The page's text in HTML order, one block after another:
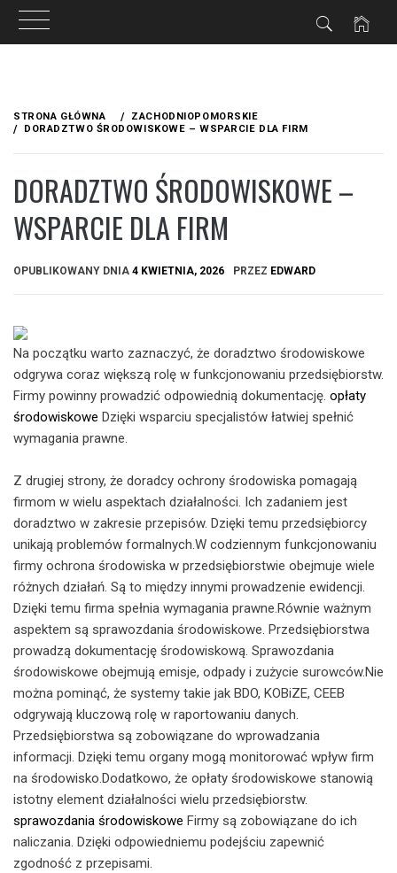
treści
STRONA GŁÓWNA
ZACHODNIOPOMORSKIE
DORADZTWO ŚRODOWISKOWE – WSPARCIE DLA FIRM
DORADZTWO ŚRODOWISKOWE –
WSPARCIE DLA FIRM
OPUBLIKOWANY DNIA 4 KWIETNIA, 2026 PRZEZ EDWARD
Na początku warto zaznaczyć, że doradztwo środowiskowe
odgrywa coraz większą rolę w funkcjonowaniu przedsiębiorstw.
Firmy powinny prowadzić odpowiednią dokumentację. opłaty
środowiskowe Dzięki wsparciu specjalistów łatwiej spełnić
wymagania prawne.
Z drugiej strony, że doradcy ochrony środowiska pomagają
firmom w wielu aspektach działalności. Ich zadaniem jest
doradztwo w zakresie przepisów. Dzięki temu przedsiębiorcy
unikają problemów formalnych.W codziennym funkcjonowaniu
firmy ochrona środowiska w przedsiębiorstwie obejmuje wiele
różnych działań. Są to między innymi prowadzenie ewidencji.
Dzięki temu firma spełnia wymagania prawne.Równie ważnym
aspektem są sprawozdania środowiskowe. Przedsiębiorstwa
prowadzą dokumentację środowiskową. Sprawozdania
środowiskowe obejmują emisje, odpady i zużycie surowców.Nie
można pominąć, że systemy takie jak BDO, KOBiZE, CEEB
odgrywają kluczową rolę w raportowaniu danych.
Przedsiębiorstwa są zobowiązane do wprowadzania
informacji. Dzięki temu organy mogą monitorować wpływ firm
na środowisko.Dodatkowo, że opłaty środowiskowe stanowią
istotny element działalności wielu przedsiębiorstw.
sprawozdania środowiskowe Firmy są zobowiązane do ich
naliczania. Dzięki odpowiedniemu podejściu zapewnić
zgodność z przepisami.